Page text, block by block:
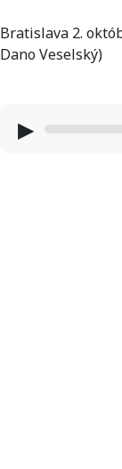
Bratislava 2.
Dano Veselský)
▶